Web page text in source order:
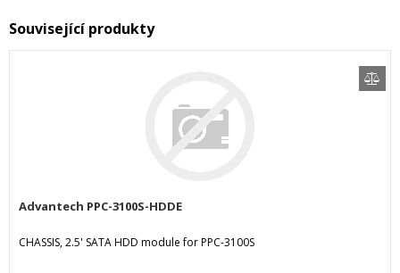
Související produkty
Advantech PPC-3100S-HDDE
CHASSIS, 2.5' SATA HDD module for PPC-3100S